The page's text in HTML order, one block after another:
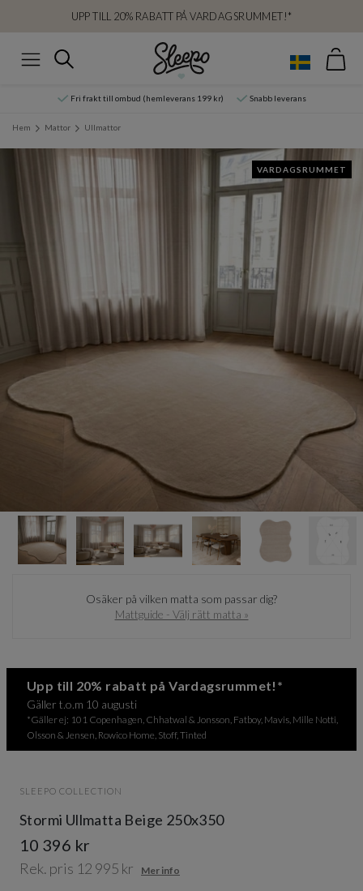
UPP TILL 20% RABATT PÅ VARDAGSRUMMET!*
Sök
Fri frakt till ombud (hemleverans 199 kr) Snabb leverans
Hem Mattor Ullmattor
Item
VARDAGSRUMMET
Osäker på vilken matta som passar dig?
Mattguide - Välj rätt matta »
Upp till 20% rabatt på Vardagsrummet!*
Gäller t.o.m 10 augusti
*Gäller ej: 101 Copenhagen, Chhatwal & Jonsson, Fatboy, Mavis, Mille Notti,
Olsson & Jensen, Rowico Home, Stoff, Tinted
SLEEPO COLLECTION
Stormi Ullmatta Beige 250x350
10 396 kr
Rek. pris 12 995 kr Mer info